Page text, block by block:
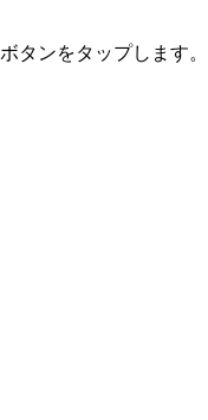
ボタンをタップします。